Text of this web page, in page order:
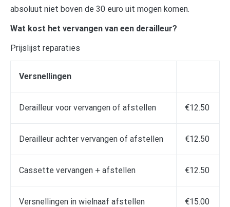
absoluut niet boven de 30 euro uit mogen komen.
Wat kost het vervangen van een derailleur?
Prijslijst reparaties
Versnellingen
Derailleur voor vervangen of afstellen €12.50
Derailleur achter vervangen of afstellen €12.50
Cassette vervangen + afstellen €12.50
Versnellingen in wielnaaf afstellen €15.00